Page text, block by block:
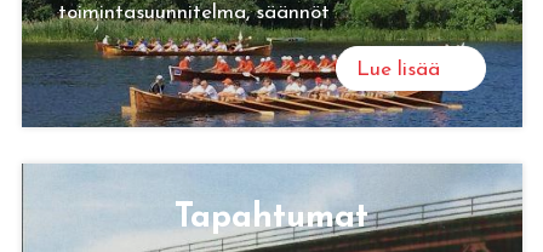
toimintasuunnitelma, säännöt
Lue lisää
Ta­pah­tu­mat